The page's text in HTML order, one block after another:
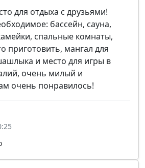
для отдыха с друзьями!
бассейн, сауна,
спальные комнаты,
приготовить, мангал для
и место для игры в
очень милый и
очень понравилось!